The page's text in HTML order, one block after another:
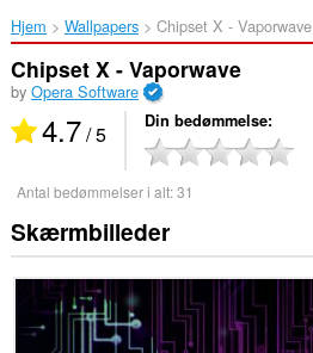
Hjem Wallpapers Chipset X - Vaporwave‎
Chipset X - Vaporwave
by Opera Software
4.7/ 5 Din bedømmelse
Antal bedømmelser i alt:31
Skærmbilleder